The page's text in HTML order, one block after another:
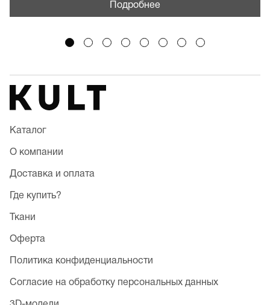
Подробнее
Каталог
О компании
Доставка и оплата
Где купить?
Ткани
Оферта
Политика конфиденциальности
Согласие на обработку персональных данных